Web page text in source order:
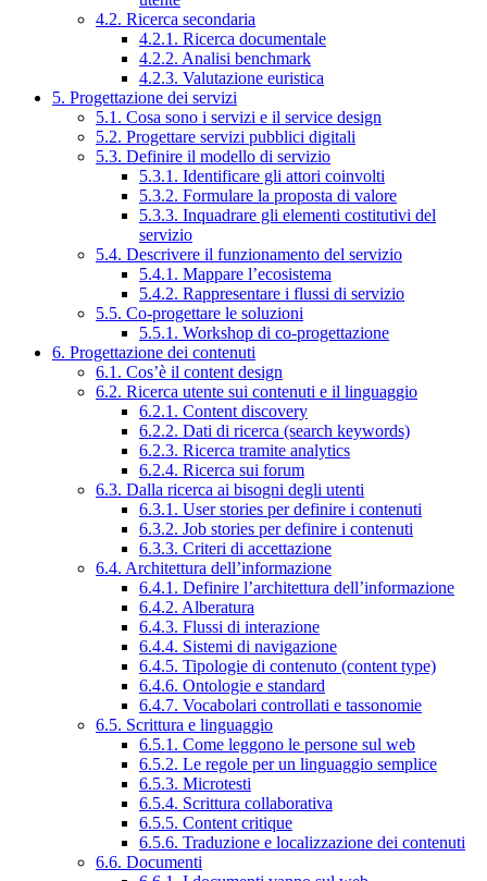
4.2. Ricerca secondaria
4.2.1. Ricerca documentale
4.2.2. Analisi benchmark
4.2.3. Valutazione euristica
5. Progettazione dei servizi
5.1. Cosa sono i servizi e il service design
5.2. Progettare servizi pubblici digitali
5.3. Definire il modello di servizio
5.3.1. Identificare gli attori coinvolti
5.3.2. Formulare la proposta di valore
5.3.3. Inquadrare gli elementi costitutivi del
servizio
5.4. Descrivere il funzionamento del servizio
5.4.1. Mappare l’ecosistema
5.4.2. Rappresentare i flussi di servizio
5.5. Co-progettare le soluzioni
5.5.1. Workshop di co-progettazione
6. Progettazione dei contenuti
6.1. Cos’è il content design
6.2. Ricerca utente sui contenuti e il linguaggio
6.2.1. Content discovery
6.2.2. Dati di ricerca (search keywords)
6.2.3. Ricerca tramite analytics
6.2.4. Ricerca sui forum
6.3. Dalla ricerca ai bisogni degli utenti
6.3.1. User stories per definire i contenuti
6.3.2. Job stories per definire i contenuti
6.3.3. Criteri di accettazione
6.4. Architettura dell’informazione
6.4.1. Definire l’architettura dell’informazione
6.4.2. Alberatura
6.4.3. Flussi di interazione
6.4.4. Sistemi di navigazione
6.4.5. Tipologie di contenuto (content type)
6.4.6. Ontologie e standard
6.4.7. Vocabolari controllati e tassonomie
6.5. Scrittura e linguaggio
6.5.1. Come leggono le persone sul web
6.5.2. Le regole per un linguaggio semplice
6.5.3. Microtesti
6.5.4. Scrittura collaborativa
6.5.5. Content critique
6.5.6. Traduzione e localizzazione dei contenuti
6.6. Documenti